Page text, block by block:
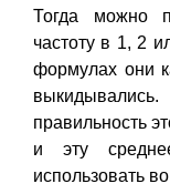
Тогда можно
частоту в 1, 2
формулах они
правильность
и эту
использовать